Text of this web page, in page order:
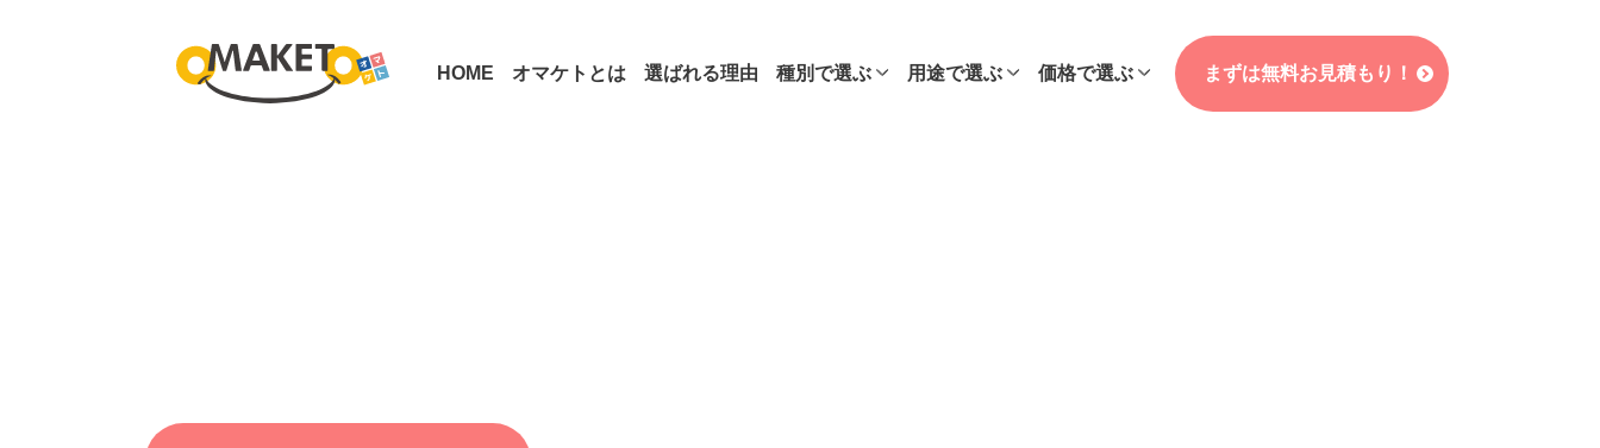
HOME オマケトとは 選ばれる理由 種別で選ぶ 用途で選ぶ 価格で選ぶ まずは無料お見積もり！